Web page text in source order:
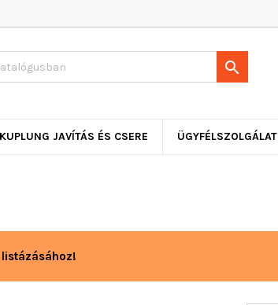

KUPLUNG JAVÍTÁS ÉS CSERE ÜGYFÉLSZOLGÁLAT